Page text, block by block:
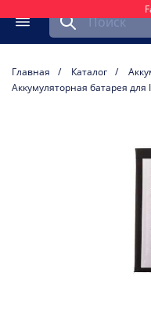
Меню
Найти запчасть
Главная Каталог
Аккумуляторная батарея для